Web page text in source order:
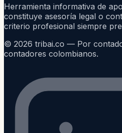
Herramienta informativa de
constituye asesoría legal o
criterio profesional siempre
© 2026 tribai.co — Por
contadores colombianos.